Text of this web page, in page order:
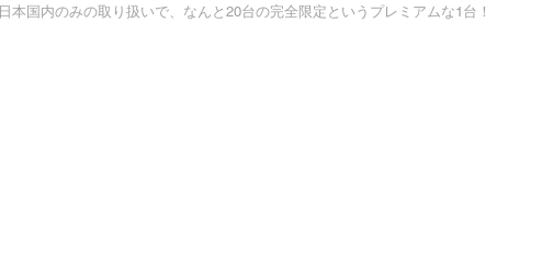
日本国内のみの取り扱いで、なんと20台の完全限定というプレミアムな1台！